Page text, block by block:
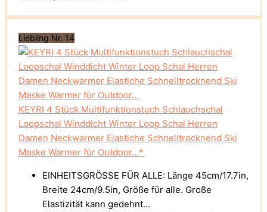
Liebling Nr. 14
KEYRI 4 Stück Multifunktionstuch Schlauchschal
Loopschal Winddicht Winter Loop Schal Herren
Damen Neckwarmer Elastiche Schnelltrocknend Ski
Maske Warmer für Outdoor...*
EINHEITSGRÖSSE FÜR ALLE: Länge 45cm/17.7in,
Breite 24cm/9.5in, Größe für alle. Große
Elastizität kann gedehnt...